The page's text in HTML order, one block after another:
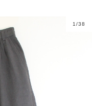
1 /38